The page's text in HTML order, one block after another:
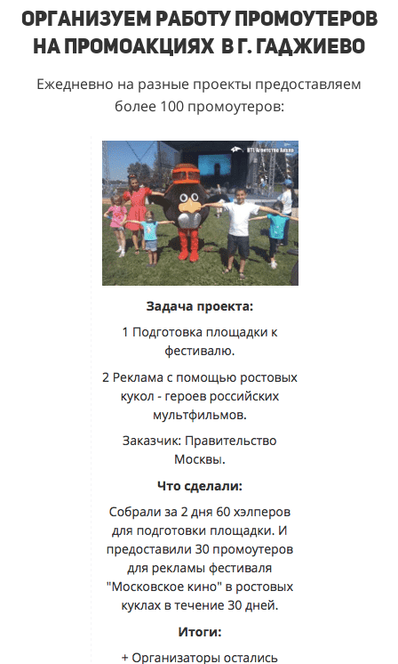
Организуем работу промоутеров
на промоакциях в г. Гаджиево
Ежедневно на разные проекты предоставляем
более 100 промоутеров: